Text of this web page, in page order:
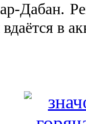
Дабан.
вда­ётся в